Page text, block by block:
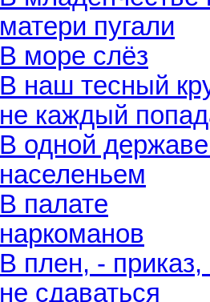
матери пугали
В море слёз
В наш тесный
не каждый
В одной
населеньем
В палате
наркоманов
В плен, - приказ,
не сдаваться